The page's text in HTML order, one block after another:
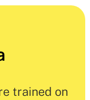
trained on